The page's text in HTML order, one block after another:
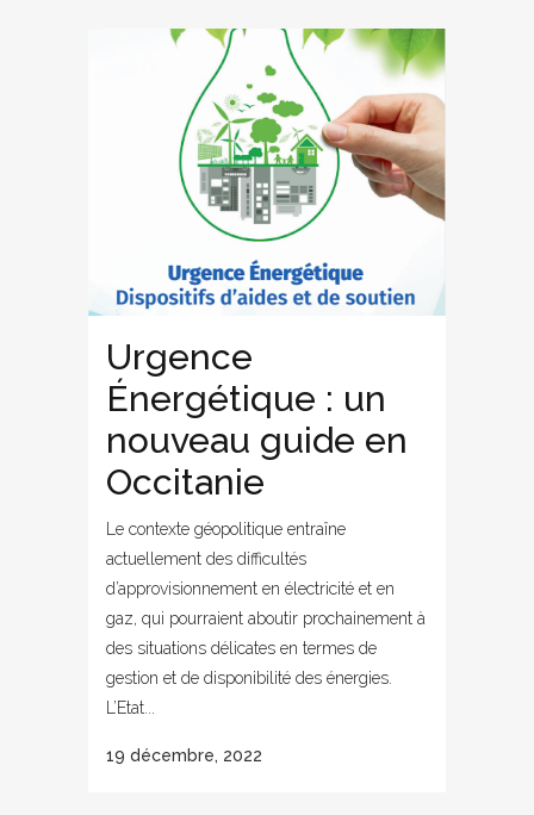
Urgence
Énergétique : un
nouveau guide en
Occitanie
Le contexte géopolitique entraîne
actuellement des difficultés
d’approvisionnement en électricité et en
gaz, qui pourraient aboutir prochainement à
des situations délicates en termes de
gestion et de disponibilité des énergies.
L’Etat...
19 décembre, 2022